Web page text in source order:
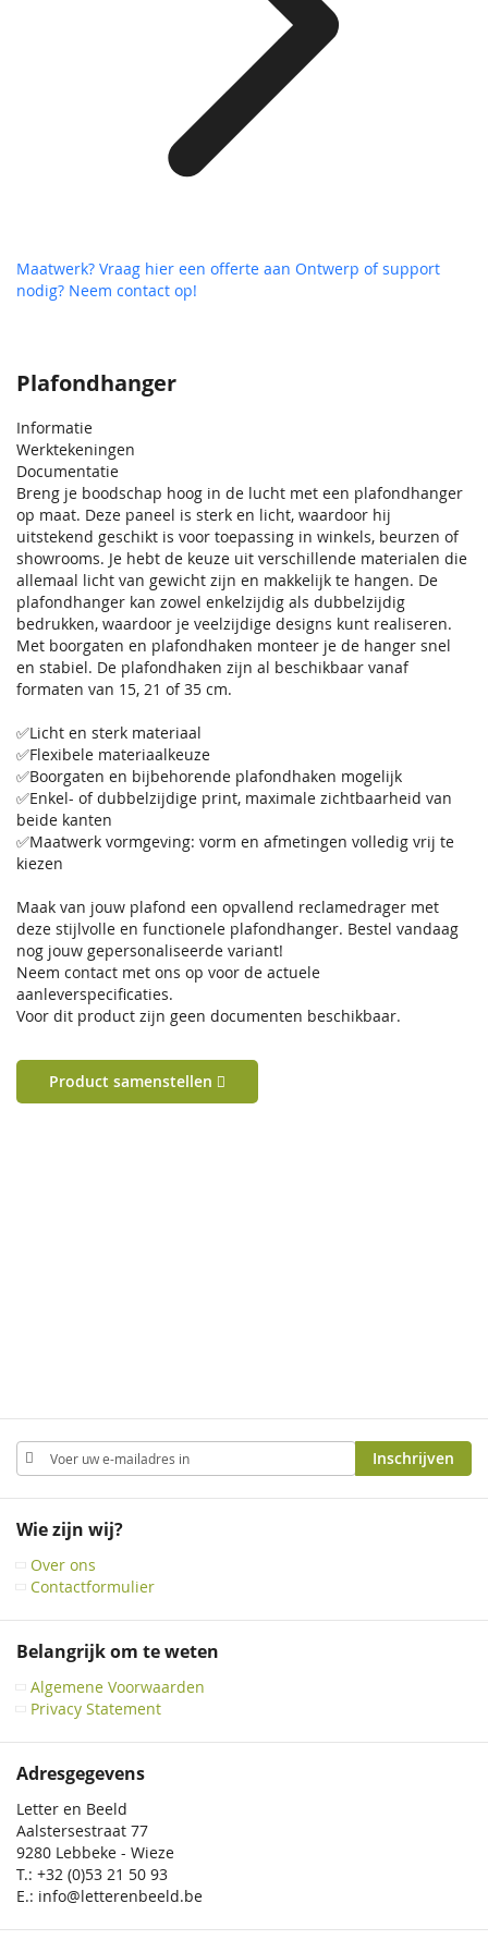
Plafondhanger
Informatie
Werktekeningen
Documentatie
Breng je boodschap hoog in de lucht met een plafondhanger
op maat. Deze paneel is sterk en licht, waardoor hij
uitstekend geschikt is voor toepassing in winkels, beurzen of
showrooms. Je hebt de keuze uit verschillende materialen die
allemaal licht van gewicht zijn en makkelijk te hangen. De
plafondhanger kan zowel enkelzijdig als dubbelzijdig
bedrukken, waardoor je veelzijdige designs kunt realiseren.
Met boorgaten en plafondhaken monteer je de hanger snel
en stabiel. De plafondhaken zijn al beschikbaar vanaf
formaten van 15, 21 of 35 cm.
✅Licht en sterk materiaal
✅Flexibele materiaalkeuze
✅Boorgaten en bijbehorende plafondhaken mogelijk
✅Enkel- of dubbelzijdige print, maximale zichtbaarheid van
beide kanten
✅Maatwerk vormgeving: vorm en afmetingen volledig vrij te
kiezen
Maak van jouw plafond een opvallend reclamedrager met
deze stijlvolle en functionele plafondhanger. Bestel vandaag
nog jouw gepersonaliseerde variant!
Neem contact met ons op voor de actuele
aanleverspecificaties.
Voor dit product zijn geen documenten beschikbaar.
Product samenstellen
Maatwerk? Vraag hier een offerte aan Ontwerp of support
nodig? Neem contact op!
Abonneer
u
op
nieuwsbrief
Inschrijven
Wie zijn wij?
Over ons
Contactformulier
Belangrijk om te weten
Algemene Voorwaarden
Privacy Statement
Adresgegevens
Letter en Beeld
Aalstersestraat 77
9280 Lebbeke - Wieze
T.: +32 (0)53 21 50 93
E.: info@letterenbeeld.be